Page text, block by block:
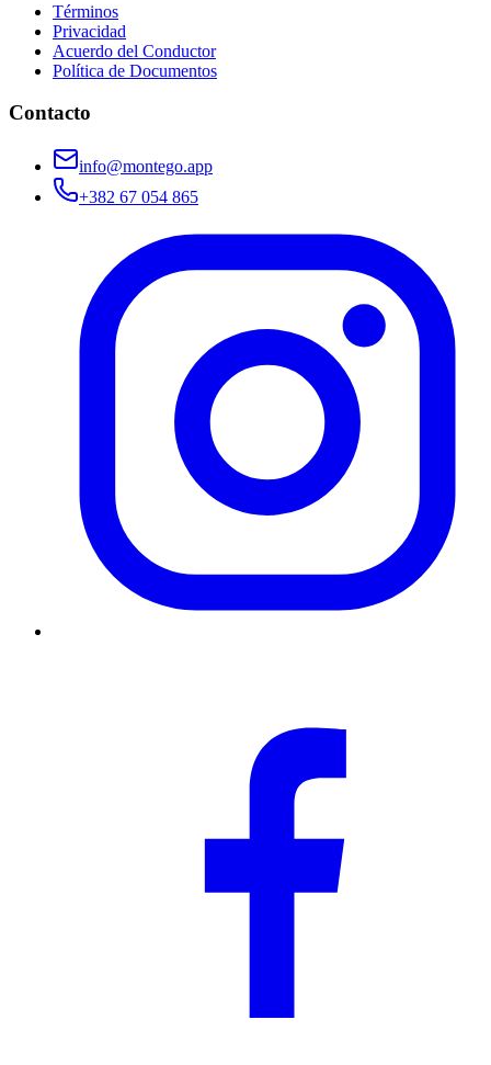
Términos
Privacidad
Acuerdo del Conductor
Política de Documentos
Contacto
info@montego.app
+382 67 054 865